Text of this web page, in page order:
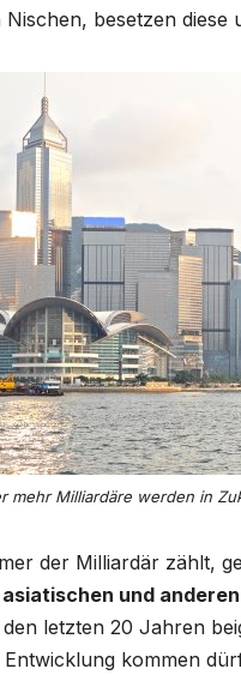
besetzen
mehr Milliardäre werden in
der Milliardär zählt,
asiatischen und
letzten 20 Jahren
kommen